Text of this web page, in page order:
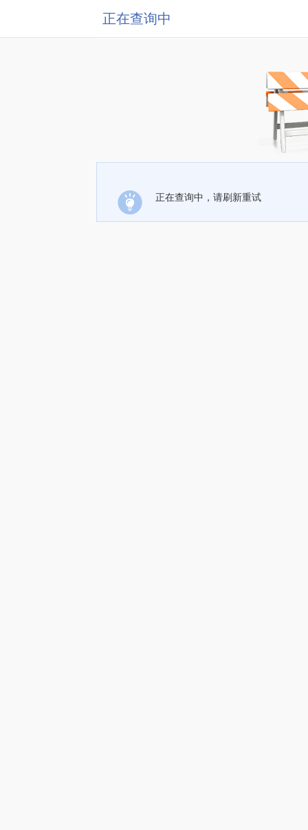
正在查询中
正在查询中，请刷新重试